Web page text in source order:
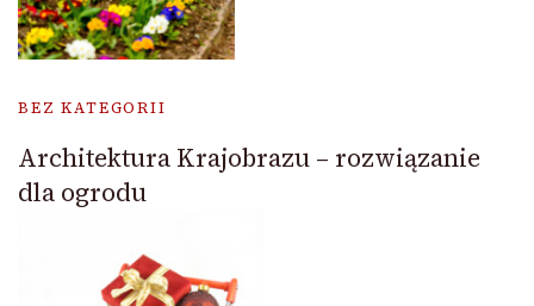
BEZ KATEGORII
Architektura Krajobrazu – rozwiązanie
dla ogrodu